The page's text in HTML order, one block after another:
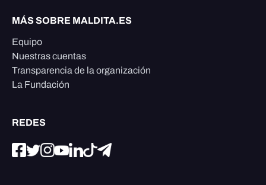
MÁS SOBRE MALDITA.ES
Equipo
Nuestras cuentas
Transparencia de la organización
La Fundación
REDES